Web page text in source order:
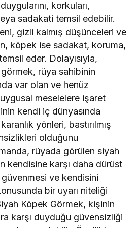
korkuları,
sadakati temsil edebilir.
gizli kalmış düşünceleri ve
köpek ise sadakat, koruma,
eder. Dolayısıyla,
rüya sahibinin
var olan ve henüz
meselelere işaret
kendi iç dünyasında
yönleri, bastırılmış
olduğunu
rüyada görülen siyah
kendisine karşı daha dürüst
ve kendisini
bir uyarı niteliği
Köpek Görmek, kişinin
karşı duyduğu güvensizliği